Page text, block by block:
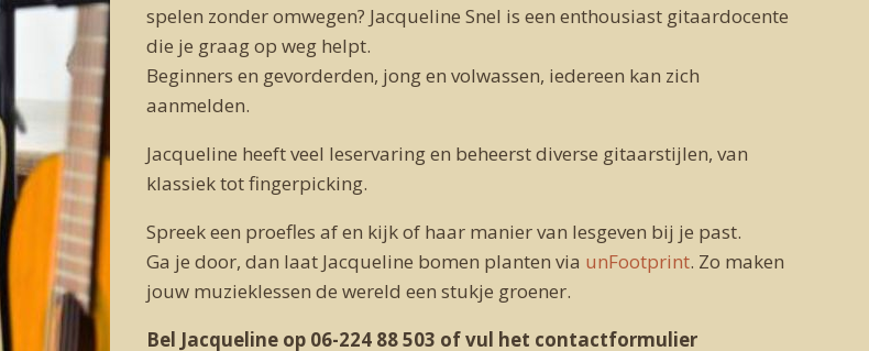
spelen zonder omwegen? Jacqueline Snel is een enthousiast gitaardocente
die je graag op weg helpt.
Beginners en gevorderden, jong en volwassen, iedereen kan zich
aanmelden.
Jacqueline heeft veel leservaring en beheerst diverse gitaarstijlen, van
klassiek tot fingerpicking.
Spreek een proefles af en kijk of haar manier van lesgeven bij je past.
Ga je door, dan laat Jacqueline bomen planten via unFootprint. Zo maken
jouw muzieklessen de wereld een stukje groener.
Bel Jacqueline op 06-224 88 503 of vul het contactformulier